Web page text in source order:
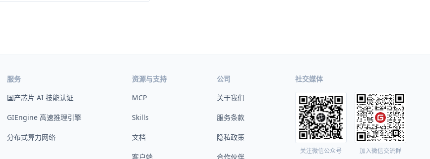
服务
国产芯片 AI 技能认证
GIEngine 高速推理引擎
分布式算力网络
资源与支持
MCP
Skills
文档
客户端
公司
关于我们
服务条款
隐私政策
合作伙伴
社交媒体
关注微信公众号 加入微信交流群